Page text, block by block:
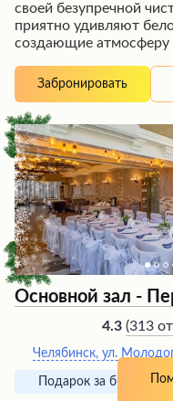
своей безупречной
приятно удивляют
создающие атмосферу
доступными ценами,
для широкого круга
насладиться
вкусной кухней и
атмосфере
Забронировать
Основной зал -
4.3 (313
Челябинск, ул.
Подарок за